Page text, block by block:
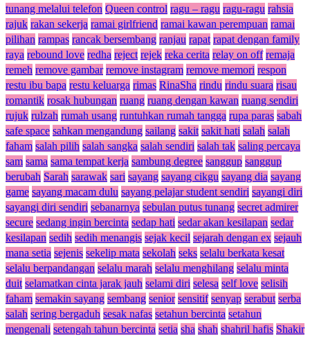
tunang melalui telefon Queen control ragu – ragu ragu-ragu rahsia
rajuk rakan sekerja ramai girlfriend ramai kawan perempuan ramai
pilihan rampas rancak bersembang ranjau rapat rapat dengan family
raya rebound love redha reject rejek reka cerita relay on off remaja
remeh remove gambar remove instagram remove memori respon
restu ibu bapa restu keluarga rimas RinaSha rindu rindu suara risau
romantik rosak hubungan ruang ruang dengan kawan ruang sendiri
rujuk rulzah rumah usang runtuhkan rumah tangga rupa paras sabah
safe space sahkan mengandung sailang sakit sakit hati salah salah
faham salah pilih salah sangka salah sendiri salah tak saling percaya
sam sama sama tempat kerja sambung degree sanggup sanggup
berubah Sarah sarawak sari sayang sayang cikgu sayang dia sayang
game sayang macam dulu sayang pelajar student sendiri sayangi diri
sayangi diri sendiri sebanarnya sebulan putus tunang secret admirer
secure sedang ingin bercinta sedap hati sedar akan kesilapan sedar
kesilapan sedih sedih menangis sejak kecil sejarah dengan ex sejauh
mana setia sejenis sekelip mata sekolah seks selalu berkata kesat
selalu berpandangan selalu marah selalu menghilang selalu minta
duit selamatkan cinta jarak jauh selami diri selesa self love selisih
faham semakin sayang sembang senior sensitif senyap serabut serba
salah sering bergaduh sesak nafas setahun bercinta setahun
mengenali setengah tahun bercinta setia sha shah shahril hafis Shakir